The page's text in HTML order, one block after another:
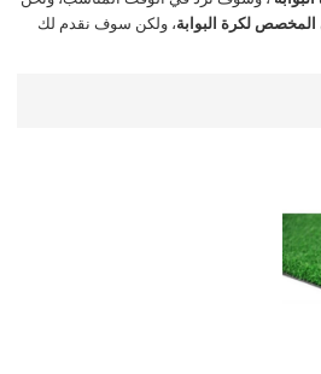
لكرة البوابة، ولكن سوف نقدم لك